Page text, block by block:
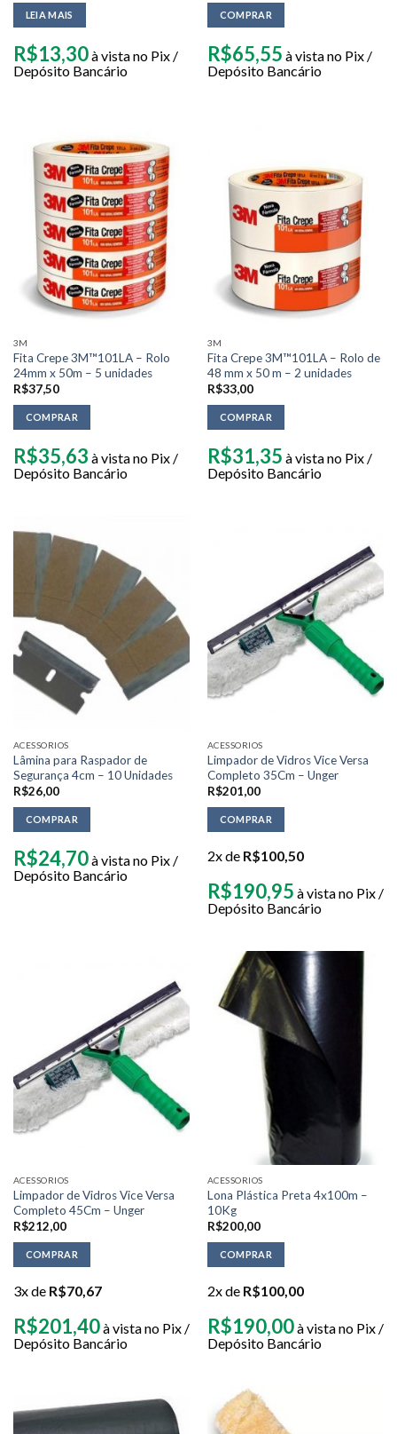
LEIA MAIS
R$13,30à vista no Pix /
Depósito Bancário
COMPRAR
R$65,55 à vista no Pix /
Depósito Bancário
3M
Fita Crepe 3M™101LA – Rolo
24mm x 50m – 5 unidades
R$37,50
COMPRAR
R$35,63 à vista no Pix /
Depósito Bancário
3M
Fita Crepe 3M™101LA – Rolo de
48 mm x 50 m – 2 unidades
R$33,00
COMPRAR
R$31,35 à vista no Pix /
Depósito Bancário
ACESSORIOS
Lâmina para Raspador de
Segurança 4cm – 10 Unidades
R$26,00
COMPRAR
R$24,70à vista no Pix /
Depósito Bancário
ACESSORIOS
Limpador de Vidros Vice Versa
Completo 35Cm – Unger
R$201,00
COMPRAR
2x de R$100,50
R$190,95 à vista no Pix /
Depósito Bancário
ACESSORIOS
Limpador de Vidros Vice Versa
Completo 45Cm – Unger
R$212,00
COMPRAR
3x de R$70,67
R$201,40à vista no Pix /
Depósito Bancário
ACESSORIOS
Lona Plástica Preta 4x100m –
10Kg
R$200,00
COMPRAR
2x de R$100,00
R$190,00à vista no Pix /
Depósito Bancário